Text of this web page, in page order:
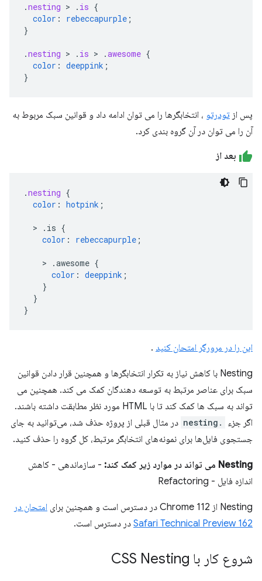
.nesting > . is {
color : rebeccapurple ;
}
.nesting > . is > .awesome {
color : deeppink ;
}
پس از تودرتو ، انتخابگرها را می توان ادامه داد و قوانین سبک مربوط به
آن را می توان در آن گروه بندی کرد.
بعد از
.nesting {
color : hotpink ;
> .is {
color : rebeccapurple ;
> .awesome {
color : deeppink ;
}
}
}
این را در مرورگر امتحان کنید .
Nesting با کاهش نیاز به تکرار انتخابگرها و همچنین قرار دادن قوانین
سبک برای عناصر مرتبط به توسعه دهندگان کمک می کند. همچنین می
تواند به سبک ها کمک کند تا با HTML مورد نظر مطابقت داشته باشند.
اگر جزء
.nesting
در مثال قبلی از پروژه حذف شد، می‌توانید به جای
جستجوی فایل‌ها برای نمونه‌های انتخابگر مرتبط، کل گروه را حذف کنید.
Nesting می تواند در موارد زیر کمک کند:
- سازماندهی - کاهش
اندازه فایل - Refactoring
Nesting از Chrome 112 در دسترس است و همچنین برای
امتحان در
Safari Technical Preview 162 در دسترس است.
شروع کار با CSS Nesting